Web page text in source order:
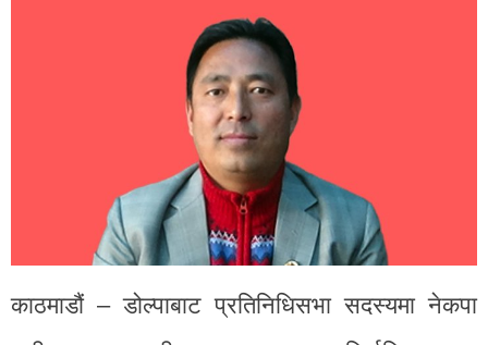
काठमाडौं – डोल्पाबाट प्रतिनिधिसभा सदस्यमा नेकपा